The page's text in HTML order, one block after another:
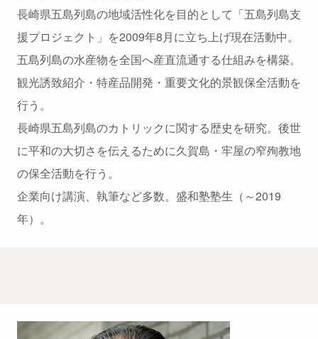
長崎県五島列島の地域活性化を目的として「五島列島支
援プロジェクト」を2009年8月に立ち上げ現在活動中。
五島列島の水産物を全国へ産直流通する仕組みを構築。
観光誘致紹介・特産品開発・重要文化的景観保全活動を
行う。
長崎県五島列島のカトリックに関する歴史を研究。後世
に平和の大切さを伝えるために久賀島・牢屋の窄殉教地
の保全活動を行う。
企業向け講演、執筆など多数。盛和塾塾生（～2019
年）。